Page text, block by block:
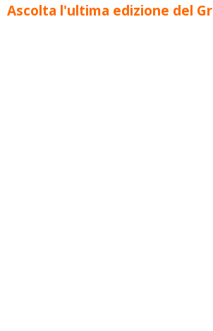
Ascolta l'ultima edizione del Gr